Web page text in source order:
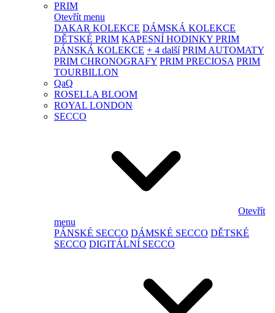
PRIM
Otevřít menu
DAKAR KOLEKCE DÁMSKÁ KOLEKCE
DĚTSKÉ PRIM KAPESNÍ HODINKY PRIM
PÁNSKÁ KOLEKCE + 4 další PRIM AUTOMATY
PRIM CHRONOGRAFY PRIM PRECIOSA PRIM
TOURBILLON
QaQ
ROSELLA BLOOM
ROYAL LONDON
SECCO
Otevřít
menu
PÁNSKÉ SECCO DÁMSKÉ SECCO DĚTSKÉ
SECCO DIGITÁLNÍ SECCO